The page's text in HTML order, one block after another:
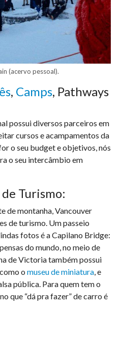
(acervo pessoal).
, Camps, Pathways
possui diversos parceiros em
cursos e acampamentos da
o seu budget e objetivos, nós
o seu intercâmbio em
Turismo:
de montanha, Vancouver
de turismo. Um passeio
fotos é a Capilano Bridge:
do mundo, no meio de
de Victoria também possui
o museu de miniatura, e
pública. Para quem tem o
que “dá pra fazer” de carro é